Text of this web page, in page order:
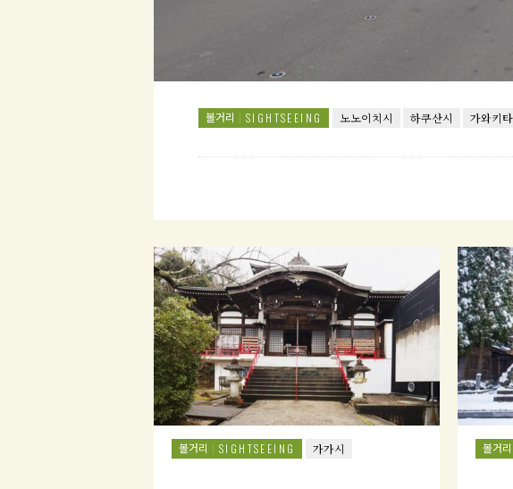
볼거리 SIGHTSEEING 노노이치시 하쿠산시 가와키
볼거리 SIGHTSEEING 가가시 볼거리